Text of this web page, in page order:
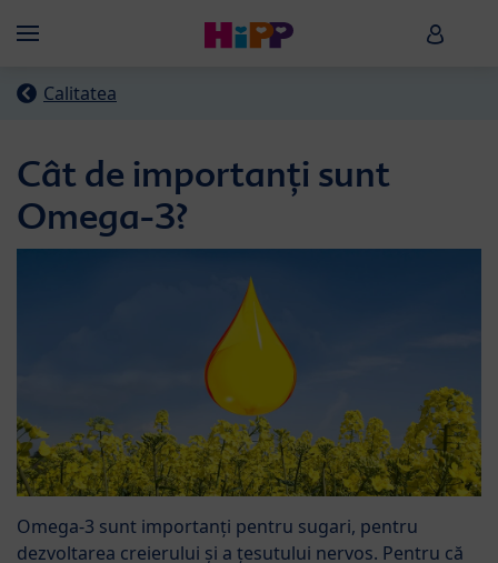
Menü HiPP
Calitatea
Cât de importanți sunt
Omega-3?
Omega-3 sunt importanți pentru sugari, pentru
dezvoltarea creierului și a țesutului nervos. Pentru că